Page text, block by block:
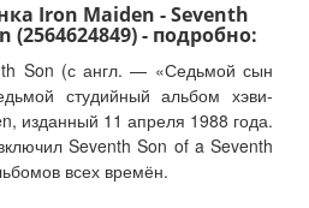
Iron Maiden - Seventh
(2564624849) - подробно:
Son (с англ. — «Седьмой сын
студийный альбом хэви-
изданный 11 апреля 1988 года.
Seventh Son of a Seventh
всех времён.